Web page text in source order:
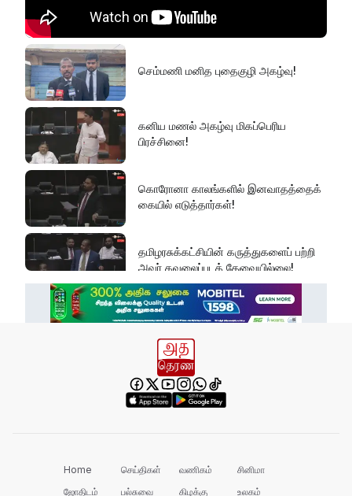
செம்மணி மனித புதைகுழி அகழ்வு!
கனிய மணல் அகழ்வு மிகப்பெரிய
பிரச்சினை!
கொரோனா காலங்களில் இனவாதத்தைக்
கையில் எடுத்தார்கள்!
தமிழரசுக்கட்சியின் கருத்துகளைப் பற்றி
அவர் கவலைப்படத் தேவையில்லை!
இது அதனுடன் சம்பந்தப்பட்ட கேள்விதான்
பல மாணவர்களின் எதிர்காலம்
நாசமாகிறது!
தீண்டாமையாகும்!
Home செய்திகள் வணிகம்
சினிமா
ஜோதிடம்
பல்சுவை கிழக்கு உலகம்